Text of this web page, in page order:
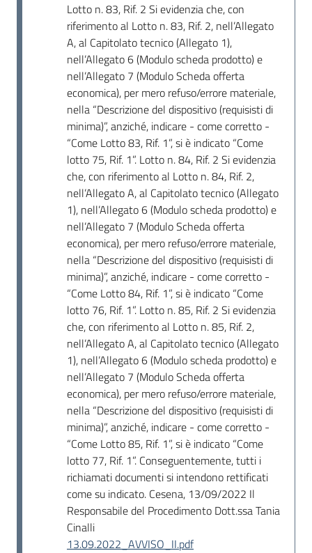
Lotto n. 83, Rif. 2 Si evidenzia che, con
riferimento al Lotto n. 83, Rif. 2, nell’Allegato
A, al Capitolato tecnico (Allegato 1),
nell’Allegato 6 (Modulo scheda prodotto) e
nell’Allegato 7 (Modulo Scheda offerta
economica), per mero refuso/errore materiale,
nella “Descrizione del dispositivo (requisisti di
minima)”, anziché, indicare - come corretto -
“Come Lotto 83, Rif. 1”, si è indicato “Come
lotto 75, Rif. 1”. Lotto n. 84, Rif. 2 Si evidenzia
che, con riferimento al Lotto n. 84, Rif. 2,
nell’Allegato A, al Capitolato tecnico (Allegato
1), nell’Allegato 6 (Modulo scheda prodotto) e
nell’Allegato 7 (Modulo Scheda offerta
economica), per mero refuso/errore materiale,
nella “Descrizione del dispositivo (requisisti di
minima)”, anziché, indicare - come corretto -
“Come Lotto 84, Rif. 1”, si è indicato “Come
lotto 76, Rif. 1”. Lotto n. 85, Rif. 2 Si evidenzia
che, con riferimento al Lotto n. 85, Rif. 2,
nell’Allegato A, al Capitolato tecnico (Allegato
1), nell’Allegato 6 (Modulo scheda prodotto) e
nell’Allegato 7 (Modulo Scheda offerta
economica), per mero refuso/errore materiale,
nella “Descrizione del dispositivo (requisisti di
minima)”, anziché, indicare - come corretto -
“Come Lotto 85, Rif. 1”, si è indicato “Come
lotto 77, Rif. 1”. Conseguentemente, tutti i
richiamati documenti si intendono rettificati
come su indicato. Cesena, 13/09/2022 Il
Responsabile del Procedimento Dott.ssa Tania
Cinalli
13.09.2022_AVVISO_II.pdf